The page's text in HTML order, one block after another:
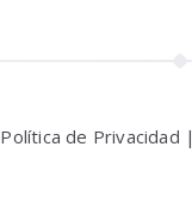
Política de Privacidad |